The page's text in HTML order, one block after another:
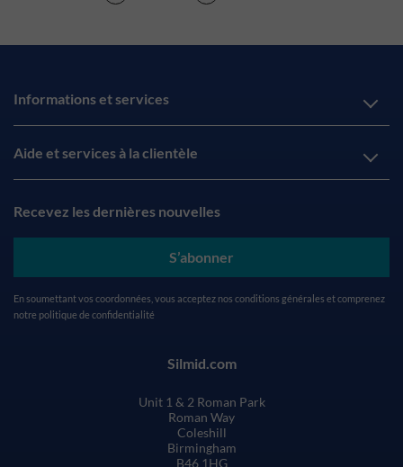
Informations et services
Aide et services à la clientèle
Recevez les dernières nouvelles
S’abonner
En soumettant vos coordonnées, vous acceptez nos conditions générales et comprenez
notre politique de confidentialité
Silmid.com
Unit 1 & 2 Roman Park
Roman Way
Coleshill
Birmingham
B46 1HG